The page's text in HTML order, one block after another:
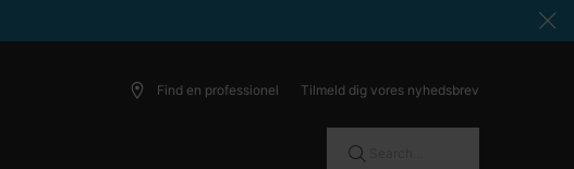
Find en professionel Tilmeld dig vores nyhedsbrev